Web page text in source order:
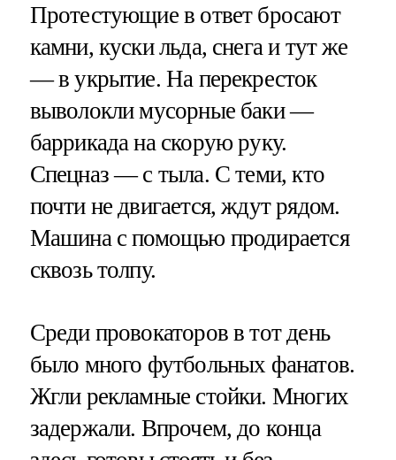
Протестующие в ответ бросают
камни, куски льда, снега и тут же
— в укрытие. На перекресток
выволокли мусорные баки —
баррикада на скорую руку.
Спецназ — с тыла. С теми, кто
почти не двигается, ждут рядом.
Машина с помощью продирается
сквозь толпу.
Среди провокаторов в тот день
было много футбольных фанатов.
Жгли рекламные стойки. Многих
задержали. Впрочем, до конца